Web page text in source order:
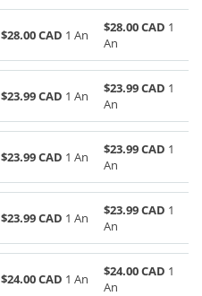
$28.00 CAD 1 An $28.00 CAD 1
An
$23.99 CAD 1 An $23.99 CAD 1
An
$23.99 CAD 1 An $23.99 CAD 1
An
$23.99 CAD 1 An $23.99 CAD 1
An
$24.00 CAD 1 An $24.00 CAD 1
An